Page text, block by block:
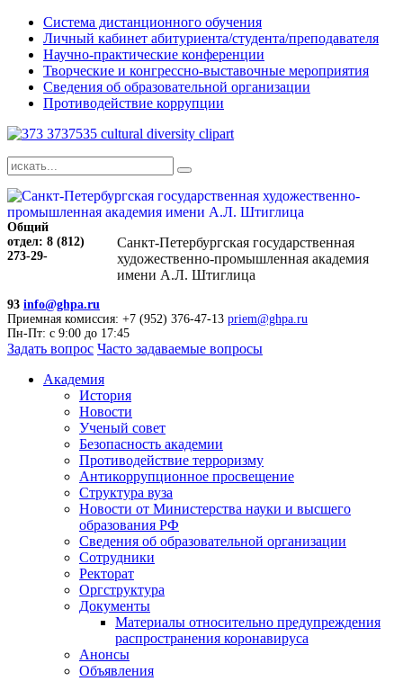
Система дистанционного обучения
Личный кабинет абитуриента/студента/преподавателя
Научно-практические конференции
Творческие и конгрессно-выставочные мероприятия
Сведения об образовательной организации
Противодействие коррупции
Санкт-Петербургская государственная
художественно-промышленная академия
имени А.Л. Штиглица
Общий
отдел: 8 (812)
273-29-
93 info@ghpa.ru
Приемная комиссия: +7 (952) 376-47-13 priem@ghpa.ru
Пн-Пт: с 9:00 до 17:45
Задать вопрос Часто задаваемые вопросы
Академия
История
Новости
Ученый совет
Безопасность академии
Противодействие терроризму
Антикоррупционное просвещение
Структура вуза
Новости от Министерства науки и высшего
образования РФ
Сведения об образовательной организации
Сотрудники
Ректорат
Оргструктура
Документы
Материалы относительно предупреждения
распространения коронавируса
Анонсы
Объявления